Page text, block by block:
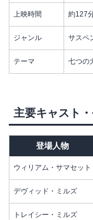
上映時間 約127
ジャンル サスペ
テーマ 七つの
主要キャスト
登場人物
ウィリアム・サマセット
デヴィッド・ミルズ
トレイシー・ミルズ